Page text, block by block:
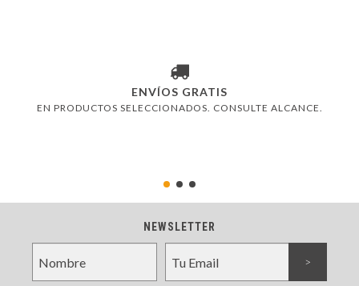
ENVÍOS GRATIS
EN PRODUCTOS SELECCIONADOS. CONSULTE ALCANCE.
NEWSLETTER